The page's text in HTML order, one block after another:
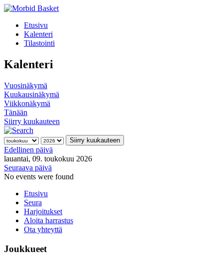
Etusivu
Kalenteri
Tilastointi
Kalenteri
Vuosinäkymä
Kuukausinäkymä
Viikkonäkymä
Tänään
Siirry kuukauteen
Siirry kuukauteen
Edellinen päivä
lauantai, 09. toukokuu 2026
Seuraava päivä
No events were found
Etusivu
Seura
Harjoitukset
Aloita harrastus
Ota yhteyttä
Joukkueet